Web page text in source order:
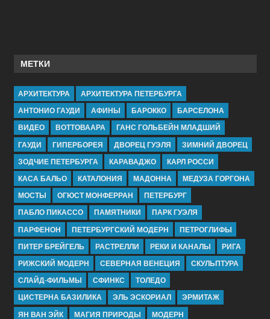
МЕТКИ
АРХИТЕКТУРА
АРХИТЕКТУРА ПЕТЕРБУРГА
АНТОНИО ГАУДИ
АФИНЫ БАРОККО
БАРСЕЛОНА
ВИДЕО
ВОТТОВААРА
ГАНС ГОЛЬБЕЙН МЛАДШИЙ
ГАУДИ
ГИПЕРБОРЕЯ ДВОРЕЦ ГУЭЛЯ
ЗИМНИЙ ДВОРЕЦ
ЗОДЧИЕ ПЕТЕРБУРГА
КАРАВАДЖО
КАРЛ РОССИ
КАСА БАЛЬО
КАТАЛОНИЯ МАДОННА
МЕДУЗА ГОРГОНА
МОСТЫ
ОГЮСТ МОНФЕРРАН
ПЕТЕРБУРГ
ПАБЛО ПИКАССО
ПАМЯТНИКИ
ПАРК ГУЭЛЯ
ПАРФЕНОН
ПЕТЕРБУРГСКИЙ МОДЕРН
ПЕТРОГЛИФЫ
ПИТЕР БРЕЙГЕЛЬ
РАСТРЕЛЛИ РЕКИ И КАНАЛЫ
РИГА
РИЖСКИЙ МОДЕРН
СЕВЕРНАЯ ВЕНЕЦИЯ
СКУЛЬПТУРА
СЛАЙД-ФИЛЬМЫ
СФИНКС
ТОЛЕДО
ЦИСТЕРНА БАЗИЛИКА
ЭЛЬ ЭСКОРИАЛ
ЭРМИТАЖ
ЯН ВАН ЭЙК
МАГИЯ ПРИРОДЫ МОДЕРН